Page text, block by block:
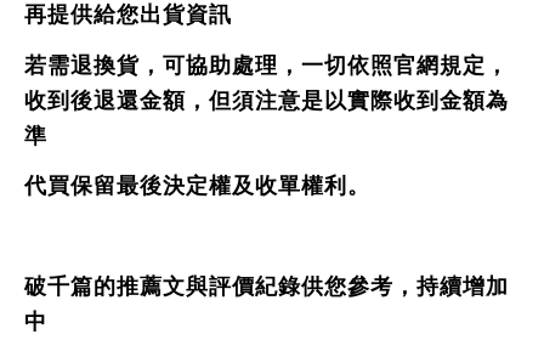
再提供給您出貨資訊
若需退換貨，可協助處理，一切依照官網規定，
收到後退還金額，但須注意是以實際收到金額為
準
代買保留最後決定權及收單權利。
破千篇的推薦文與評價紀錄供您參考，持續增加
中